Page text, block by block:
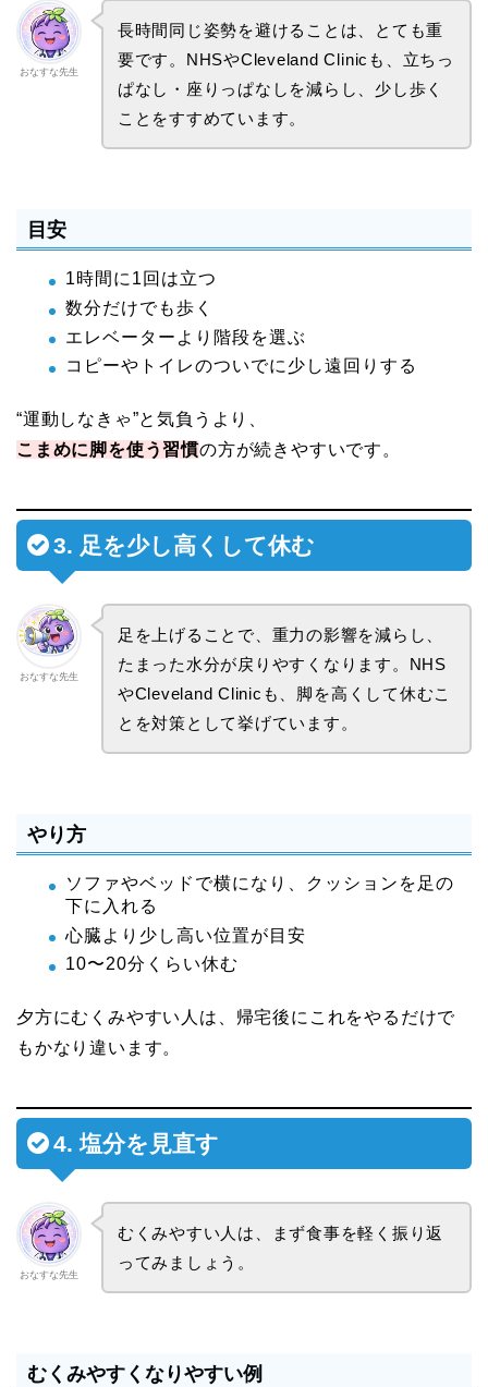
おなすな先生
長時間同じ姿勢を避けることは、とても重
要です。NHSやCleveland Clinicも、立ちっ
ぱなし・座りっぱなしを減らし、少し歩く
ことをすすめています。
目安
1時間に1回は立つ
数分だけでも歩く
エレベーターより階段を選ぶ
コピーやトイレのついでに少し遠回りする
“運動しなきゃ”と気負うより、
こまめに脚を使う習慣の方が続きやすいです。
3. 足を少し高くして休む
おなすな先生
足を上げることで、重力の影響を減らし、
たまった水分が戻りやすくなります。NHS
やCleveland Clinicも、脚を高くして休むこ
とを対策として挙げています。
やり方
ソファやベッドで横になり、クッションを足の
下に入れる
心臓より少し高い位置が目安
10〜20分くらい休む
夕方にむくみやすい人は、帰宅後にこれをやるだけで
もかなり違います。
4. 塩分を見直す
おなすな先生
むくみやすい人は、まず食事を軽く振り返
ってみましょう。
むくみやすくなりやすい例